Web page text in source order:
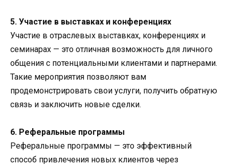
5. Участие в выставках и конференциях
Участие в отраслевых выставках, конференциях и
семинарах — это отличная возможность для личного
общения с потенциальными клиентами и партнерами.
Такие мероприятия позволяют вам
продемонстрировать свои услуги, получить обратную
связь и заключить новые сделки.
6. Реферальные программы
Реферальные программы — это эффективный
способ привлечения новых клиентов через